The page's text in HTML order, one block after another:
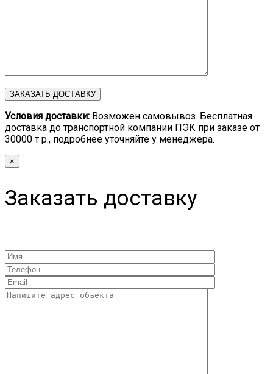
Условия доставки: Возможен самовывоз. Бесплатная
доставка до транспортной компании ПЭК при заказе от
30000 т р., подробнее уточняйте у менеджера.
×
Заказать доставку